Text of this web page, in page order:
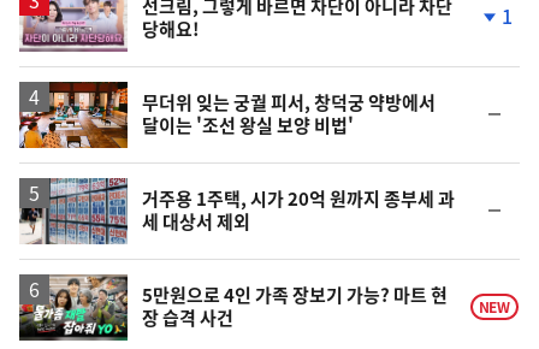
상
선크림, 그렇게 바르면 차단이 아니라 차단
당해요!
하
1
무더위 잊는 궁궐 피서, 창덕궁 약방에서
달이는 '조선 왕실 보양 비법'
일
거주용 1주택, 시가 20억 원까지 종부세 과
세 대상서 제외
일
영
상
5만원으로 4인 가족 장보기 가능? 마트 현
장 습격 사건
NEW